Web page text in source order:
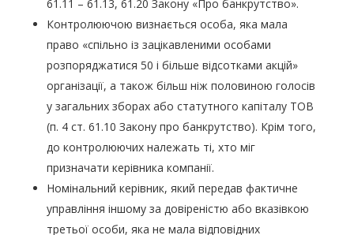
61.11 – 61.13, 61.20 Закону «Про банкрутство».
Контролюючою визнається особа, яка мала
право «спільно із зацікавленими особами
розпоряджатися 50 і більше відсотками акцій»
організації, а також більш ніж половиною голосів
у загальних зборах або статутного капіталу ТОВ
(п. 4 ст. 61.10 Закону про банкрутство). Крім того,
до контролюючих належать ті, хто міг
призначати керівника компанії.
Номінальний керівник, який передав фактичне
управління іншому за довіреністю або вказівкою
третьої особи, яка не мала відповідних